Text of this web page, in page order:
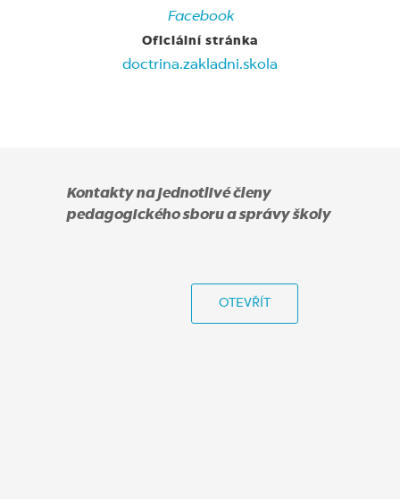
Facebook
Oficiální stránka
doctrina.zakladni.skola
Kontakty na jednotlivé členy
pedagogického sboru a správy školy
OTEVŘÍT